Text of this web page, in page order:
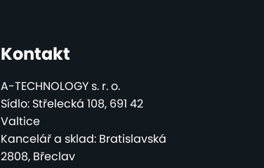
Kontakt
A-TECHNOLOGY s. r. o.
Sídlo: Střelecká 108, 691 42
Valtice
Kancelář a sklad: Bratislavská
2808, Břeclav